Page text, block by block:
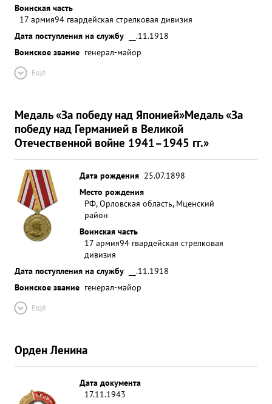
Воинская часть
17 армия94 гвардейская стрелковая дивизия
Дата поступления на службу
__.11.1918
Воинское звание генерал-майор
Ещё
Медаль «За победу над Японией»Медаль «За
победу над Германией в Великой
Отечественной войне 1941–1945 гг.»
Дата рождения 25.07.1898
Место рождения
РФ, Орловская область, Мценский
район
Воинская часть
17 армия94 гвардейская стрелковая
дивизия
Дата поступления на службу
__.11.1918
Воинское звание генерал-майор
Ещё
Орден Ленина
Дата документа
17.11.1943